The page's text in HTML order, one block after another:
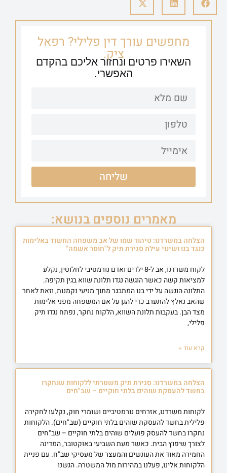
מחפשים עורך דין פלילי? רפאל
ציק.
השאירו פרטים ונחזור אליכם בהקדם
האפשרי.
שליחה
מאמרים נוספים בנושא:
הצלחה במשרדנו: טיהור שמו של אב משפחה החשוד באלימות
כנגד בנו ושינוי עילת סגירת תיק ל"חוסר אשמה"
לקוח משרדנו, אב ל-8 ילדים ואדם נורמטיבי לחלוטין, נקלע
למציאות קשה כאשר הוגשה נגדו תלונת שווא בגין תקיפה.
התלונה הוגשה על ידי בנו המתבגר מתוך מניעי נקמנות, וזאת לאחר
שהאב נאלץ להתערב כדי להגן על אם המשפחה מפני אלימות
מצד הבן. בעקבות תלונת השווא, הלקוח נחקר, נפתח נגדו תיק
פלילי,
קרא עוד »
הצלחה במשרדנו: סגירת תיק משטרתי ללקוחות שנחקרו
בחשד להעסקת שוהים בלתי חוקיים – שב"חים
לקוחות משרדנו, אזרחים נורמטיביים ושומרי חוק, נקלעו לחקירה
פלילית בחשד להעסקת שוהים בלתי חוקיים (שב"חים). הלקוחות
נחקרו בחשד להעסק פועלים שוהים בלתי חוקיים – שב"חים
לצורך שיפוץ הבית. כאשר מעת השביעי באוקטובר, המדינה
החמירה מאוד את העונשים והמעצר של מעסיקי שב"ח. עם פניית
הלקוחות אלינו, פעלנו במהירות מול המשטרה. הגשנו